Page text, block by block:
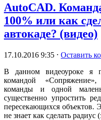
AutoCAD.
100% или как
автокаде? (видео)
17.10.2016 9:35 ⋅ Оставить
В данном видеоуроке я
командой
команды и одной
существенно упростить
пересекающихся объектов.
не знает как сделать радиус